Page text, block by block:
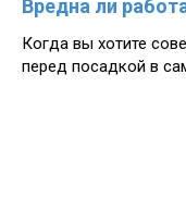
Вредна ли
Когда вы хотите
перед посадкой в